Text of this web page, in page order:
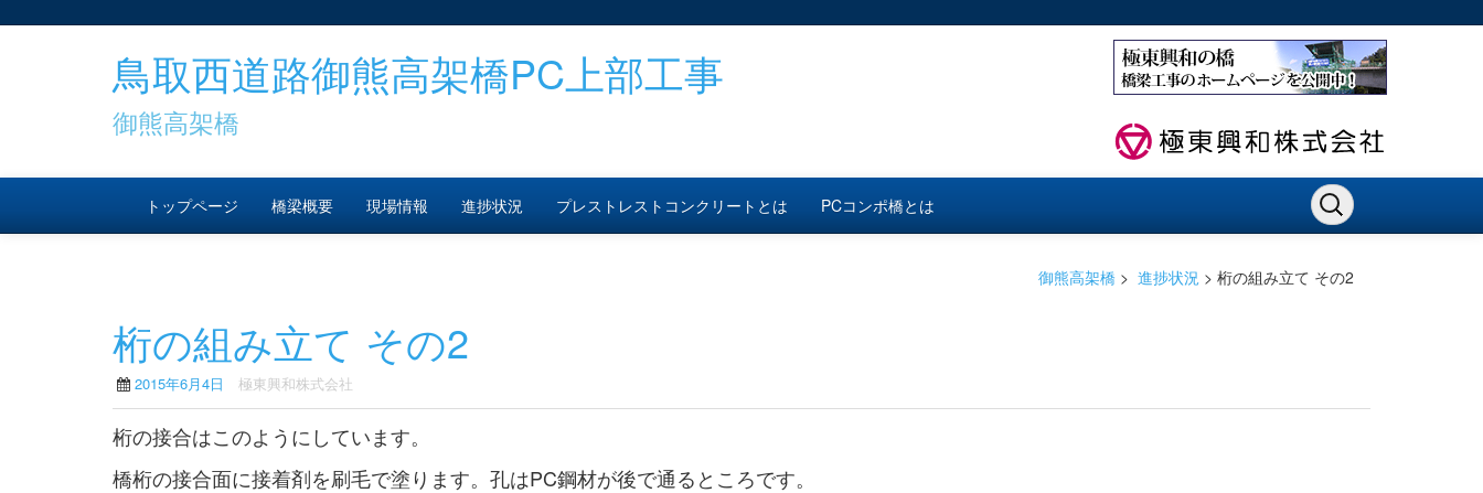
鳥取西道路御熊高架橋PC上部工事
御熊高架橋
トップページ 橋梁概要 現場情報 進捗状況 プレストレストコンクリートとは PCコンポ橋とは
御熊高架橋 > 進捗状況 > 桁の組み立て その2
桁の組み立て その2
2015年6月4日 極東興和株式会社
桁の接合はこのようにしています。
橋桁の接合面に接着剤を刷毛で塗ります。孔はPC鋼材が後で通るところです。